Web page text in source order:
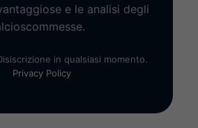
e le analisi degli
in qualsiasi momento.
Privacy Policy